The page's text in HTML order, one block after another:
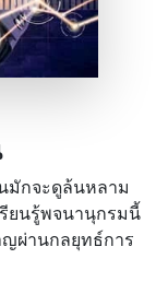
มักจะดูล้นหลาม
ยนรู้พจนานุกรมนี้
ผ่านกลยุทธ์การ